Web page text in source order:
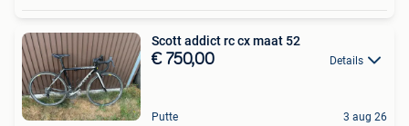
Scott addict rc cx maat 52
€ 750,00 Details
Putte 3 aug 26